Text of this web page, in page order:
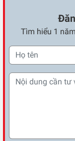
Tìm hiểu 1